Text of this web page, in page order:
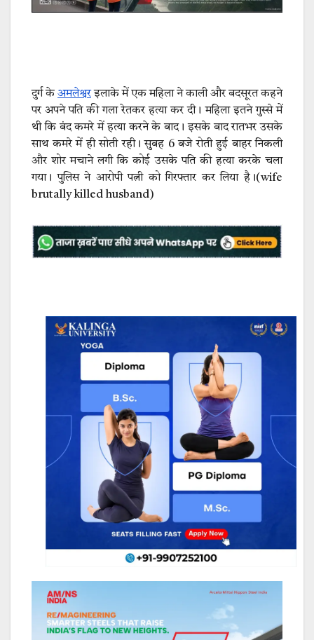
दुर्ग के अमलेश्वरइलाके में एक महिला ने काली और बदसूरत कहने
पर अपने पति की गला रेतकर हत्या कर दी। महिला इतने गुस्से में
थी कि बंद कमरे में हत्या करने के बाद। इसके बाद रातभर उसके
साथ कमरे में ही सोती रही। सुबह 6 बजे रोती हुई बाहर निकली
और शोर मचाने लगी कि कोई उसके पति की हत्या करके चला
गया। पुलिस ने आरोपी पत्नी को गिरफ्तार कर लिया है।(wife
brutally killed husband)